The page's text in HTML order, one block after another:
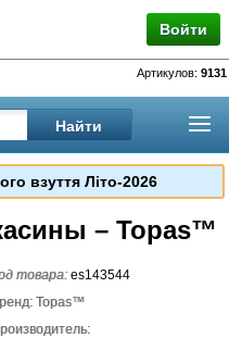
Войти
Артикулов: 9131
взуття Літо-2026
– Topas™
товара:es143544
Topas™